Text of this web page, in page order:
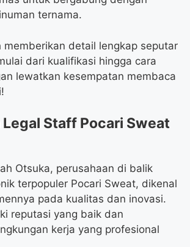
ternama.
memberikan detail lengkap seputar
dari kualifikasi hingga cara
lewatkan kesempatan membaca
Staff Pocari Sweat
Otsuka, perusahaan di balik
terpopuler Pocari Sweat, dikenal
pada kualitas dan inovasi.
reputasi yang baik dan
kerja yang profesional